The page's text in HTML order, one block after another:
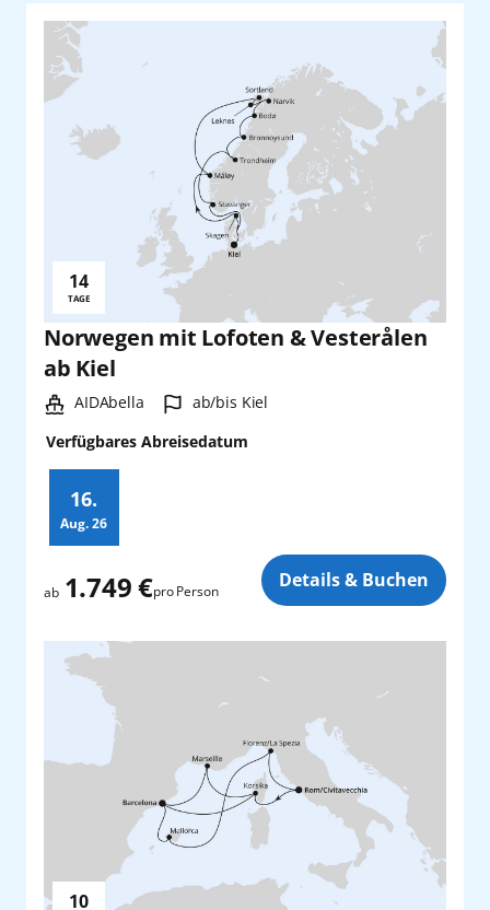
Norwegen mit Lofoten & Vesterålen
ab Kiel
Schiff:
AIDAbella Hafen:
ab/bis Kiel
Verfügbares Abreisedatum
16.
Aug. 26
Reisedauer:
14
TAGE
ab 1.749 €pro Person Details & Buchen
10